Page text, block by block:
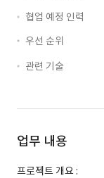
협업 예정 인력
우선 순위
관련 기술
업무 내용
프로젝트 개요 :